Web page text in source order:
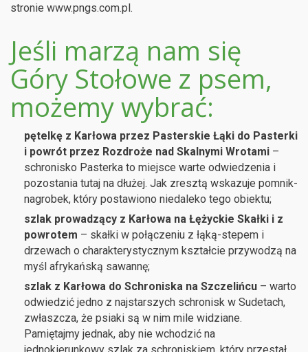
stronie www.pngs.com.pl.
Jeśli marzą nam się
Góry Stołowe z psem,
możemy wybrać:
pętelkę z Karłowa przez Pasterskie Łąki do Pasterki
i powrót przez Rozdroże nad Skalnymi Wrotami –
schronisko Pasterka to miejsce warte odwiedzenia i
pozostania tutaj na dłużej. Jak zresztą wskazuje pomnik-
nagrobek, który postawiono niedaleko tego obiektu;
szlak prowadzący z Karłowa na Łężyckie Skałki i z
powrotem – skałki w połączeniu z łąką-stepem i
drzewach o charakterystycznym kształcie przywodzą na
myśl afrykańską sawannę;
szlak z Karłowa do Schroniska na Szczelińcu – warto
odwiedzić jedno z najstarszych schronisk w Sudetach,
zwłaszcza, że psiaki są w nim mile widziane.
Pamiętajmy jednak, aby nie wchodzić na